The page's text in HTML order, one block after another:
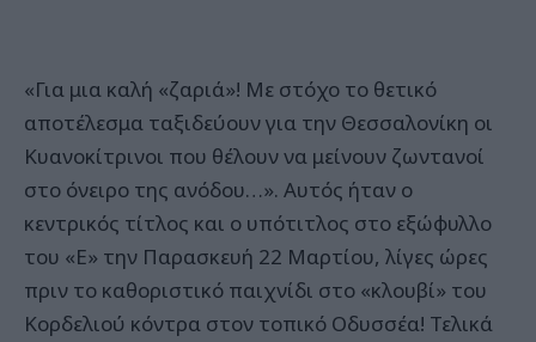
«Για μια καλή «ζαριά»! Με στόχο το θετικό
αποτέλεσμα ταξιδεύουν για την Θεσσαλονίκη οι
Κυανοκίτρινοι που θέλουν να μείνουν ζωντανοί
στο όνειρο της ανόδου…». Αυτός ήταν ο
κεντρικός τίτλος και ο υπότιτλος στο εξώφυλλο
του «Ε» την Παρασκευή 22 Μαρτίου, λίγες ώρες
πριν το καθοριστικό παιχνίδι στο «κλουβί» του
Κορδελιού κόντρα στον τοπικό Οδυσσέα! Τελικά